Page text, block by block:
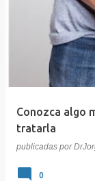
Conozca algo
tratarla
publicadas por
0